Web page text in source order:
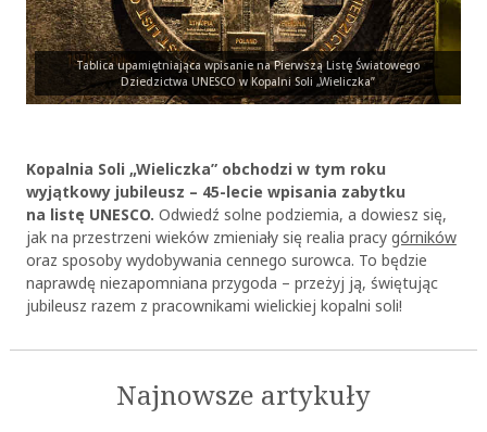
Tablica upamiętniająca wpisanie na Pierwszą Listę Światowego
Dziedzictwa UNESCO w Kopalni Soli „Wieliczka”
Kopalnia Soli „Wieliczka” obchodzi w tym roku
wyjątkowy jubileusz – 45-lecie wpisania zabytku
na listę UNESCO. Odwiedź solne podziemia, a dowiesz się,
jak na przestrzeni wieków zmieniały się realia pracygórników
oraz sposoby wydobywania cennego surowca. To będzie
naprawdę niezapomniana przygoda – przeżyj ją, świętując
jubileusz razem z pracownikami wielickiej kopalni soli!
Najnowsze artykuły